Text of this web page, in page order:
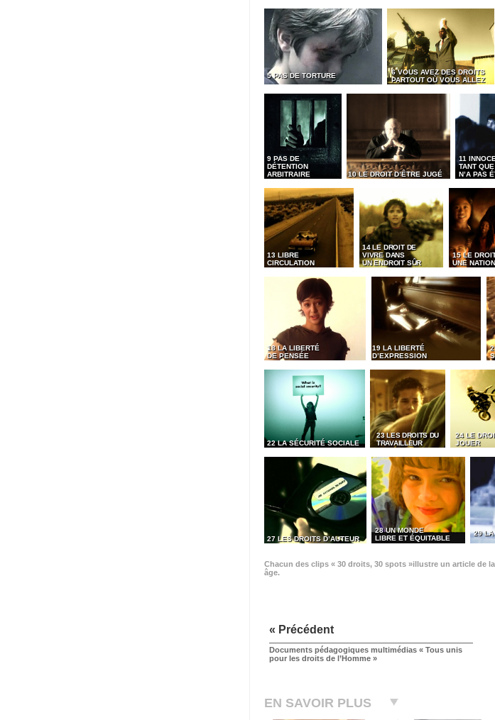
5 PAS DE TORTURE
6 VOUS AVEZ DES DROITS
PARTOUT OÙ VOUS ALLEZ
9 PAS DE
DÉTENTION
ARBITRAIRE
10 LE DROIT D’ÊTRE JUGÉ
11
TANT
N’A PAS
13 LIBRE
CIRCULATION
14 LE DROIT DE
VIVRE DANS
UN ENDROIT SÛR
15 LE
UNE
18 LA LIBERTÉ
DE PENSÉE
19 LA LIBERTÉ
D’EXPRESSION
22 LA SÉCURITÉ SOCIALE
23 LES DROITS DU
TRAVAILLEUR
24 LE
JOUER
27 LES DROITS D’AUTEUR
28 UN MONDE
LIBRE ET ÉQUITABLE
29 LA
Chacun des clips « 30 droits, 30 spots »illustre un article de
âge.
« Précédent
Documents pédagogiques multimédias « Tous unis
pour les droits de l’Homme »
EN SAVOIR PLUS